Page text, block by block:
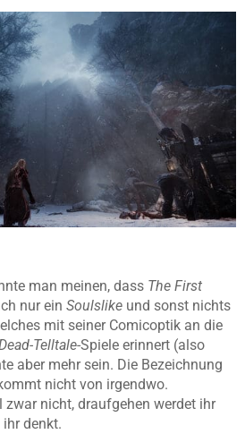
man meinen, dass The First
nur ein Soulslike und sonst nichts
mit seiner Comicoptik an die
Telltale-Spiele erinnert (also
aber mehr sein. Die Bezeichnung
nicht von irgendwo.
zwar nicht, draufgehen werdet ihr
denkt.